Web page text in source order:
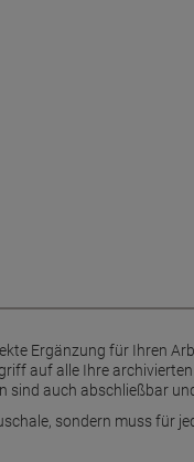
Ergänzung für Ihren
auf alle Ihre
auch abschließbar
sondern muss für